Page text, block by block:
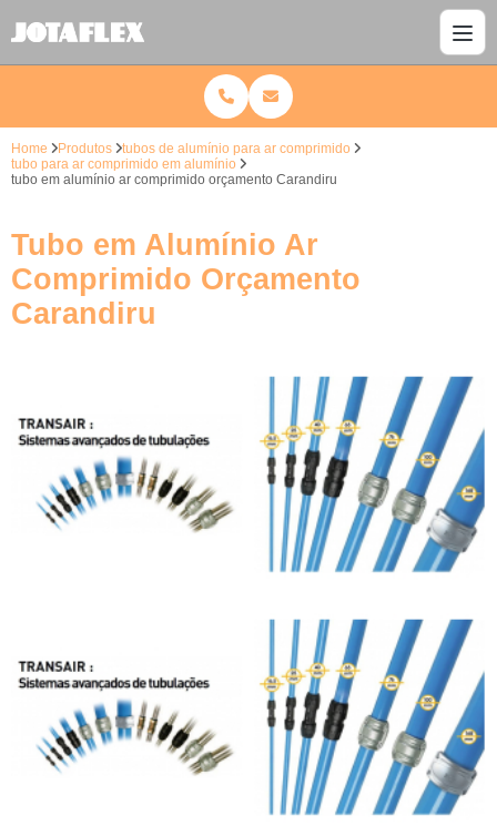
Home Produtos
tubos de alumínio para ar comprimido
tubo para ar comprimido em alumínio
tubo em alumínio ar comprimido orçamento Carandiru
Tubo em Alumínio Ar
Comprimido Orçamento
Carandiru